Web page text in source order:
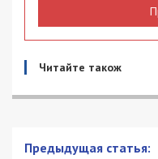
Читайте також
Планував здати